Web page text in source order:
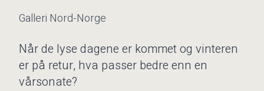
Galleri Nord-Norge
Når de lyse dagene er kommet og vinteren
er på retur, hva passer bedre enn en
vårsonate?